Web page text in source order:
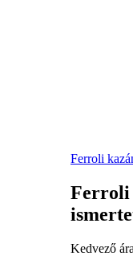
Ferroli
Ferroli
Kedvező